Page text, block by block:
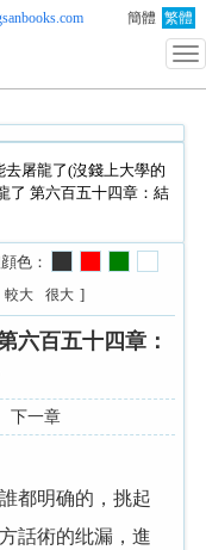
簡體 繁體
屠龍了(沒錢上大學的
了 第六百五十四章：結
色：
較大 很大 ]
六百五十四章：
下一章
都明确的，挑起
話術的纰漏，進